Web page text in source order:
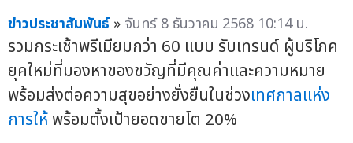
ข่าวประชาสัมพันธ์ » จันทร์ 8 ธันวาคม 2568 10:14 น.
รวมกระเช้าพรีเมียมกว่า 60 แบบ รับเทรนด์ ผู้บริโภค
ยุคใหม่ที่มองหาของขวัญที่มีคุณค่าและความหมาย
พร้อมส่งต่อความสุขอย่างยั่งยืนในช่วงเทศกาลแห่ง
การให้พร้อมตั้งเป้ายอดขายโต 20%